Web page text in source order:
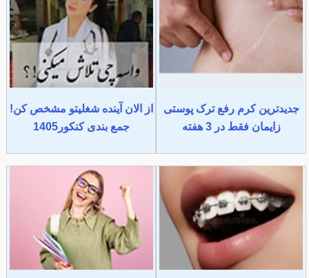
جدیدترین کرم رفع ترک پوستی
زایمان فقط در 3 هفته
از الان آینده شغلیتو مشخص کن!
جمع بندی کنکور1405